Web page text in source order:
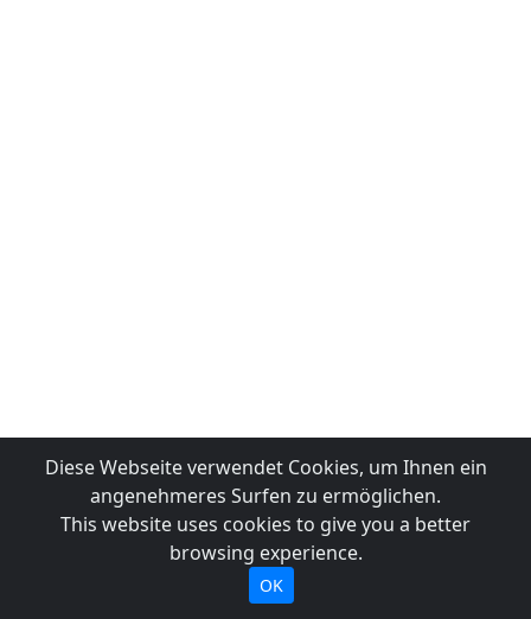
Diese Webseite verwendet Cookies, um Ihnen ein
angenehmeres Surfen zu ermöglichen.
This website uses cookies to give you a better
browsing experience.
OK